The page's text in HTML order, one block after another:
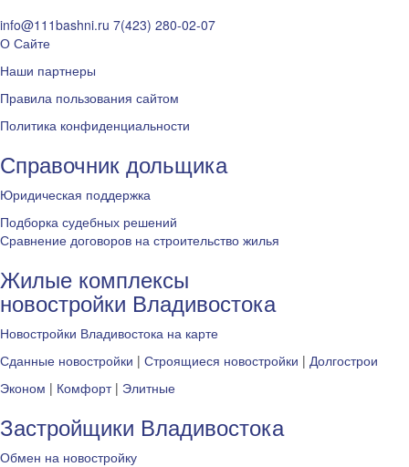
info@111bashni.ru 7(423) 280-02-07
О Сайте
Наши партнеры
Правила пользования сайтом
Политика конфиденциальности
Справочник дольщика
Юридическая поддержка
Подборка судебных решений
Сравнение договоров на строительство жилья
Жилые комплексы
новостройки Владивостока
Новостройки Владивостока на карте
Сданные новостройки | Строящиеся новостройки | Долгострои
Эконом | Комфорт| Элитные
Застройщики Владивостока
Обмен на новостройку